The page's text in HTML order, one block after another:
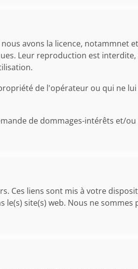
avons la licence, notammnet
Leur reproduction est
de l'opérateur ou qui ne
de dommages-intérêts et/
Ces liens sont mis à votre
site(s) web. Nous ne sommes